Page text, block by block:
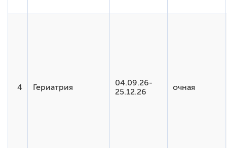
4 Гериатрия
04.09.26-
25.12.26
очная